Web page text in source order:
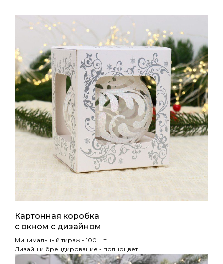
Картонная коробка
с окном с дизайном
Минимальный тираж - 100 шт
Дизайн и брендирование - полноцвет